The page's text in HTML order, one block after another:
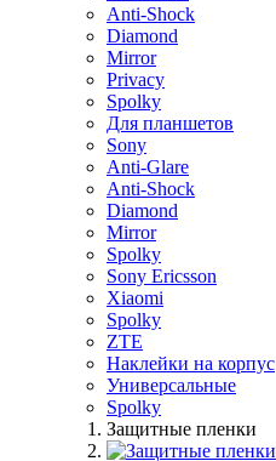
Anti-Shock
Diamond
Mirror
Privacy
Spolky
Для планшетов
Sony
Anti-Glare
Anti-Shock
Diamond
Mirror
Spolky
Sony Ericsson
Xiaomi
Spolky
ZTE
Наклейки на корпус
Универсальные
Spolky
Защитные пленки